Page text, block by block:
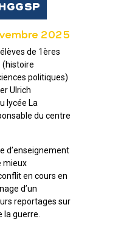
2025
de 1ères
(histoire
politiques)
Ulrich
lycée La
du centre
d’enseignement
mieux
en cours en
d’un
reportages sur
la guerre.